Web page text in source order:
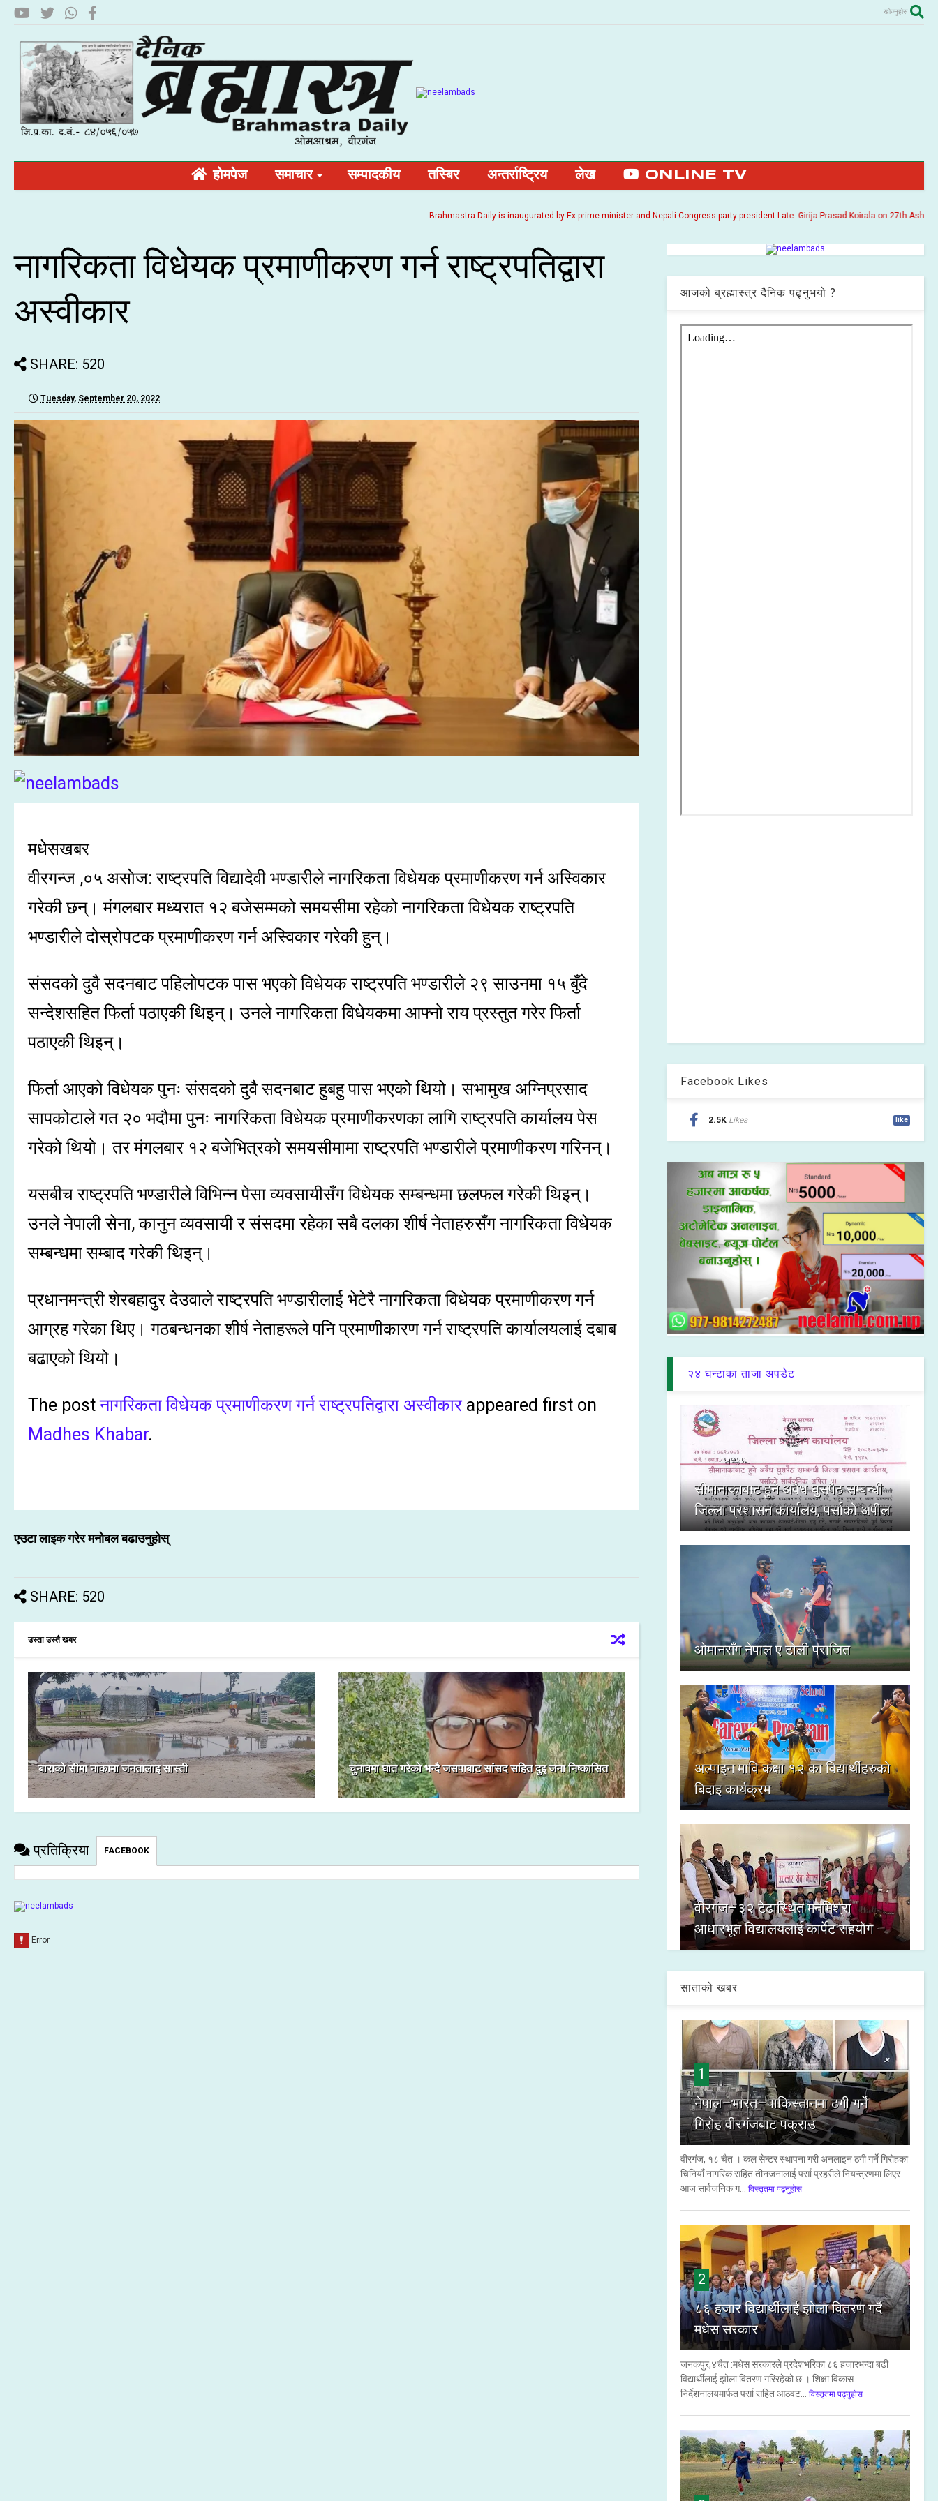
खोज्नुहोस
होमपेज समाचार सम्पादकीय तस्बिर अन्तर्राष्ट्रिय लेख ONLINE TV
Brahmastra Daily is inaugurated by Ex-prime minister and Nepali Congress party president Late. Girija Prasad Koirala on 27th Ashoj
नागरिकता विधेयक प्रमाणीकरण गर्न राष्ट्रपतिद्वारा
अस्वीकार
SHARE: 520
Tuesday, September 20, 2022
मधेसखबर
वीरगन्ज ,०५ असाेज: राष्ट्रपति विद्यादेवी भण्डारीले नागरिकता विधेयक प्रमाणीकरण गर्न अस्विकार
गरेकी छन्। मंगलबार मध्यरात १२ बजेसम्मको समयसीमा रहेको नागरिकता विधेयक राष्ट्रपति
भण्डारीले दोस्रोपटक प्रमाणीकरण गर्न अस्विकार गरेकी हुन्।
संसदको दुवै सदनबाट पहिलोपटक पास भएको विधेयक राष्ट्रपति भण्डारीले २‍९ साउनमा १५ बुँदे
सन्देशसहित फिर्ता पठाएकी थिइन्। उनले नागरिकता विधेयकमा आफ्नो राय प्रस्तुत गरेर फिर्ता
पठाएकी थिइन्।
फिर्ता आएको विधेयक पुनः संसदको दुवै सदनबाट हुबहु पास भएको थियो। सभामुख अग्निप्रसाद
सापकोटाले गत २० भदौमा पुनः नागरिकता विधेयक प्रमाणीकरणका लागि राष्ट्रपति कार्यालय पेस
गरेको थियो। तर मंगलबार १२ बजेभित्रको समयसीमामा राष्ट्रपति भण्डारीले प्रमाणीकरण गरिनन्।
यसबीच राष्ट्रपति भण्डारीले विभिन्न पेसा व्यवसायीसँग विधेयक सम्बन्धमा छलफल गरेकी थिइन्।
उनले नेपाली सेना, कानुन व्यवसायी र संसदमा रहेका सबै दलका शीर्ष नेताहरुसँग नागरिकता विधेयक
सम्बन्धमा सम्बाद गरेकी थिइन्।
प्रधानमन्त्री शेरबहादुर देउवाले राष्ट्रपति भण्डारीलाई भेटेरै नागरिकता विधेयक प्रमाणीकरण गर्न
आग्रह गरेका थिए। गठबन्धनका शीर्ष नेताहरूले पनि प्रमाणीकारण गर्न राष्ट्रपति कार्यालयलाई दबाब
बढाएको थियो।
The postनागरिकता विधेयक प्रमाणीकरण गर्न राष्ट्रपतिद्वारा अस्वीकारappeared first on
Madhes Khabar.
एउटा लाइक गरेर मनोबल बढाउनुहोस्
SHARE: 520
उस्ता उस्तै खबर
बाराको सीमा नाकामा जनतालाइ सास्ती चुनावमा घात गरेको भन्दै जसपाबाट सांसद सहित दुइ जना निष्कासित
प्रतिक्रिया FACEBOOK
आजको ब्रह्मास्त्र दैनिक पढ्नुभयो ?
Facebook Likes
2.5K Likes like
२४ घन्टाका ताजा अपडेट
सीमानाकाबाट हुने अवैध घुसपैठ सम्बन्धी
जिल्ला प्रशासन कार्यालय, पर्साको अपील
ओमानसँग नेपाल ए टोली पराजित
अल्पाइन मावि कक्षा १२ का विद्यार्थीहरुको
बिदाइ कार्यक्रम
वीरगंज–३२ टेढास्थित मनमिश्रा
आधारभूत विद्यालयलाई कार्पेट सहयोग
साताको खबर
1
नेपाल–भारत–पाकिस्तानमा ठगी गर्ने
गिरोह वीरगंजबाट पक्राउ
वीरगंज, १८ चैत । कल सेन्टर स्थापना गरी अनलाइन ठगी गर्ने गिरोहका
चिनियाँ नागरिक सहित तीनजनालाई पर्सा प्रहरीले नियन्त्रणमा लिएर
आज सार्वजनिक ग...
विस्तृतमा पढ्नुहोस
2
८६ हजार विद्यार्थीलाई झोला वितरण गर्दै
मधेस सरकार
जनकपुर,४चैत :मधेस सरकारले प्रदेशभरिका ८६ हजारभन्दा बढी
विद्यार्थीलाई झोला वितरण गरिरहेको छ । शिक्षा विकास
निर्देशनालयमार्फत पर्सा सहित आठवट...
विस्तृतमा पढ्नुहोस